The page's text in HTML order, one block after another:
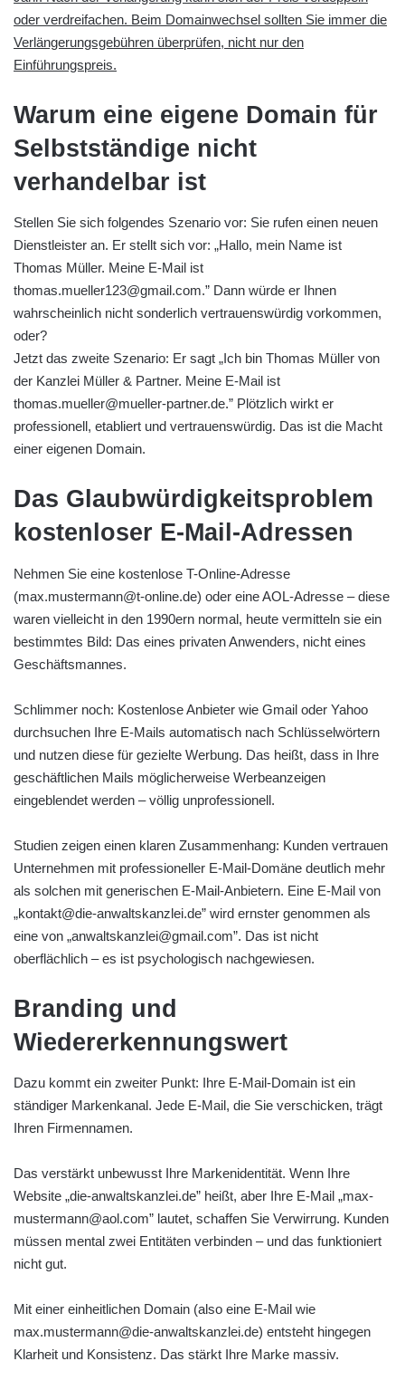
oder verdreifachen. Beim Domainwechsel sollten Sie immer die
Verlängerungsgebühren überprüfen, nicht nur den
Einführungspreis.
Warum eine eigene Domain für
Selbstständige nicht
verhandelbar ist
Stellen Sie sich folgendes Szenario vor: Sie rufen einen neuen
Dienstleister an. Er stellt sich vor: „Hallo, mein Name ist
Thomas Müller. Meine E-Mail ist
thomas.mueller123@gmail.com.” Dann würde er Ihnen
wahrscheinlich nicht sonderlich vertrauenswürdig vorkommen,
oder?
Jetzt das zweite Szenario: Er sagt „Ich bin Thomas Müller von
der Kanzlei Müller & Partner. Meine E-Mail ist
thomas.mueller@mueller-partner.de.” Plötzlich wirkt er
professionell, etabliert und vertrauenswürdig. Das ist die Macht
einer eigenen Domain.
Das Glaubwürdigkeitsproblem
kostenloser E-Mail-Adressen
Nehmen Sie eine kostenlose T-Online-Adresse
(max.mustermann@t-online.de) oder eine AOL-Adresse – diese
waren vielleicht in den 1990ern normal, heute vermitteln sie ein
bestimmtes Bild: Das eines privaten Anwenders, nicht eines
Geschäftsmannes.
Schlimmer noch: Kostenlose Anbieter wie Gmail oder Yahoo
durchsuchen Ihre E-Mails automatisch nach Schlüsselwörtern
und nutzen diese für gezielte Werbung. Das heißt, dass in Ihre
geschäftlichen Mails möglicherweise Werbeanzeigen
eingeblendet werden – völlig unprofessionell.
Studien zeigen einen klaren Zusammenhang: Kunden vertrauen
Unternehmen mit professioneller E-Mail-Domäne deutlich mehr
als solchen mit generischen E-Mail-Anbietern. Eine E-Mail von
„kontakt@die-anwaltskanzlei.de” wird ernster genommen als
eine von „anwaltskanzlei@gmail.com”. Das ist nicht
oberflächlich – es ist psychologisch nachgewiesen.
Branding und
Wiedererkennungswert
Dazu kommt ein zweiter Punkt: Ihre E-Mail-Domain ist ein
ständiger Markenkanal. Jede E-Mail, die Sie verschicken, trägt
Ihren Firmennamen.
Das verstärkt unbewusst Ihre Markenidentität. Wenn Ihre
Website „die-anwaltskanzlei.de” heißt, aber Ihre E-Mail „max-
mustermann@aol.com” lautet, schaffen Sie Verwirrung. Kunden
müssen mental zwei Entitäten verbinden – und das funktioniert
nicht gut.
Mit einer einheitlichen Domain (also eine E-Mail wie
max.mustermann@die-anwaltskanzlei.de) entsteht hingegen
Klarheit und Konsistenz. Das stärkt Ihre Marke massiv.